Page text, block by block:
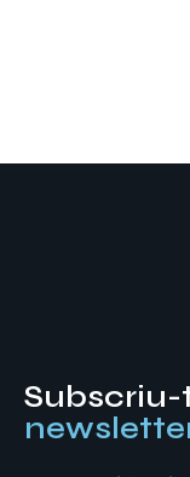
Subscriu-